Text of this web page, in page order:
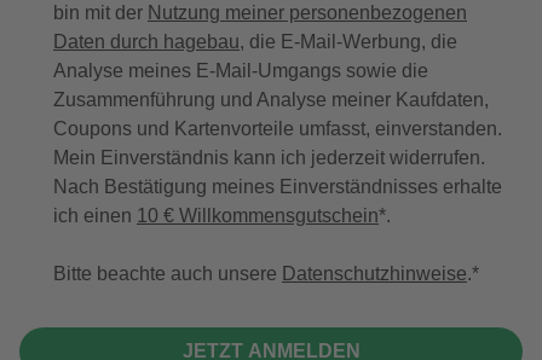
bin mit der Nutzung meiner personenbezogenen
Daten durch hagebau, die E-Mail-Werbung, die
Analyse meines E-Mail-Umgangs sowie die
Zusammenführung und Analyse meiner Kaufdaten,
Coupons und Kartenvorteile umfasst, einverstanden.
Mein Einverständnis kann ich jederzeit widerrufen.
Nach Bestätigung meines Einverständnisses erhalte
ich einen 10 € Willkommensgutschein*.
Bitte beachte auch unsere Datenschutzhinweise.
JETZT ANMELDEN